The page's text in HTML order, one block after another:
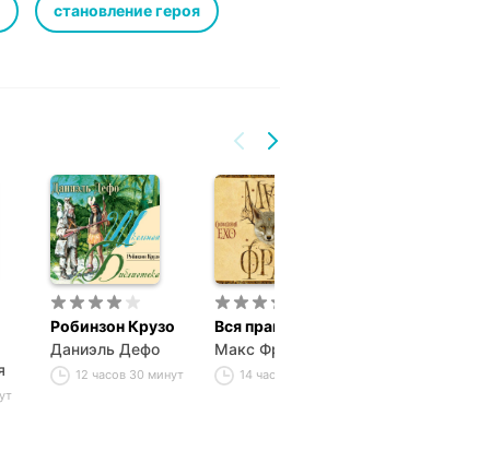
становление героя
Робинзон Крузо
Даниэль Дефо
12 часов 30 минут
Вся правда о нас
Макс Фрай
14 часов 2 минуты